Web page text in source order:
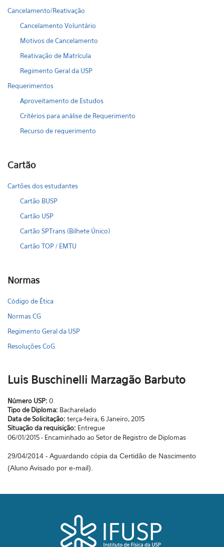
Cancelamento/Reativação
Cancelamento Voluntário
Motivos de Cancelamento
Reativação de Matrícula
Regimento Geral da USP
Requerimentos
Aproveitamento de Estudos
Critérios para análise de Requerimento
Recurso de requerimento
Cartão
Cartões dos estudantes
Cartão BUSP
Cartão USP
Cartão SPTrans (Bilhete Único)
Cartão TOP / EMTU
Normas
Código de Ética
Normas CG
Regimento Geral da USP
Resoluções CoG
Luis Buschinelli Marzagão Barbuto
Número USP: 0
Tipo de Diploma: Bacharelado
Data de Solicitação: terça-feira, 6 Janeiro, 2015
Situação da requisição: Entregue
06/01/2015 - Encaminhado ao Setor de Registro de Diplomas
29/04/2014 - Aguardando cópia da Certidão de Nascimento
(Aluno Avisado por e-mail).